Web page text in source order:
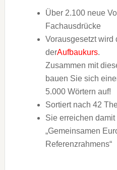
Über 2.100 neue
Fachausdrücke
Vorausgesetzt wird
derAufbaukurs.
Zusammen mit
bauen Sie sich
5.000 Wörtern auf!
Sortiert nach 42
Sie erreichen
„Gemeinsamen
Referenzrahmens“